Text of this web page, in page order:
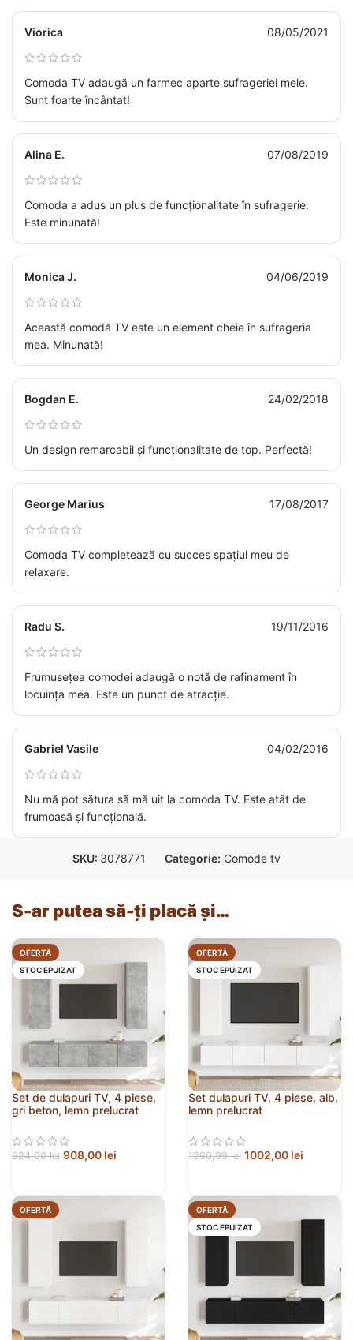
Viorica 08/05/2021
Comoda TV adaugă un farmec aparte sufrageriei mele.
Sunt foarte încântat!
Alina E. 07/08/2019
Comoda a adus un plus de funcționalitate în sufragerie.
Este minunată!
Monica J. 04/06/2019
Această comodă TV este un element cheie în sufrageria
mea. Minunată!
Bogdan E. 24/02/2018
Un design remarcabil și funcționalitate de top. Perfectă!
George Marius 17/08/2017
Comoda TV completează cu succes spațiul meu de
relaxare.
Radu S. 19/11/2016
Frumusețea comodei adaugă o notă de rafinament în
locuința mea. Este un punct de atracție.
Gabriel Vasile 04/02/2016
Nu mă pot sătura să mă uit la comoda TV. Este atât de
frumoasă și funcțională.
SKU: 3078771 Categorie: Comode tv
S-ar putea să-ți placă și…
OFERTĂ
STOC EPUIZAT
Set de dulapuri TV, 4 piese,
gri beton, lemn prelucrat
924,00lei 908,00 lei
OFERTĂ
STOC EPUIZAT
Set dulapuri TV, 4 piese, alb,
lemn prelucrat
1260,99lei 1002,00 lei
OFERTĂ
OFERTĂ
STOC EPUIZAT